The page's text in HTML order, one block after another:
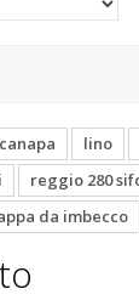
canapa lino
reggio 280
da imbecco